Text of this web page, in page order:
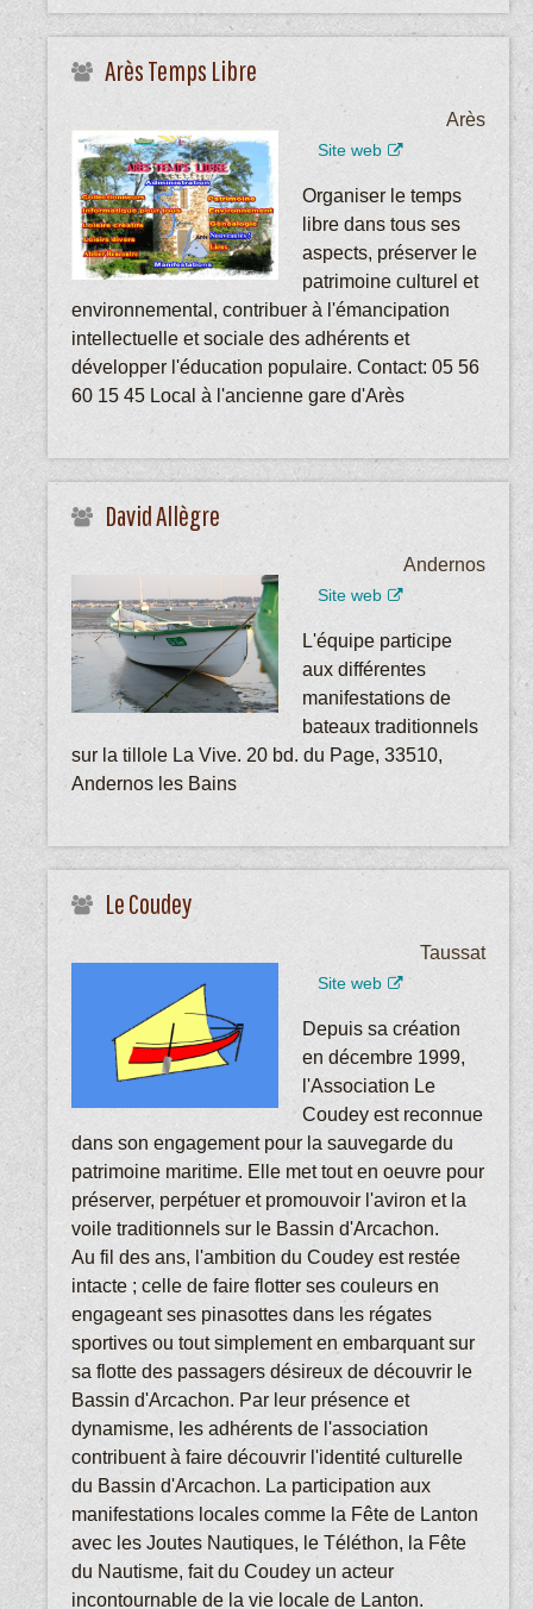
Arès Temps Libre
Arès
Site web
Organiser le temps
libre dans tous ses
aspects, préserver le
patrimoine culturel et
environnemental, contribuer à l'émancipation
intellectuelle et sociale des adhérents et
développer l'éducation populaire. Contact: 05 56
60 15 45 Local à l'ancienne gare d'Arès
David Allègre
Andernos
Site web
L'équipe participe
aux différentes
manifestations de
bateaux traditionnels
sur la tillole La Vive. 20 bd. du Page, 33510,
Andernos les Bains
Le Coudey
Taussat
Site web
Depuis sa création
en décembre 1999,
l'Association Le
Coudey est reconnue
dans son engagement pour la sauvegarde du
patrimoine maritime. Elle met tout en oeuvre pour
préserver, perpétuer et promouvoir l'aviron et la
voile traditionnels sur le Bassin d'Arcachon.
Au fil des ans, l'ambition du Coudey est restée
intacte ; celle de faire flotter ses couleurs en
engageant ses pinasottes dans les régates
sportives ou tout simplement en embarquant sur
sa flotte des passagers désireux de découvrir le
Bassin d'Arcachon. Par leur présence et
dynamisme, les adhérents de l'association
contribuent à faire découvrir l'identité culturelle
du Bassin d'Arcachon. La participation aux
manifestations locales comme la Fête de Lanton
avec les Joutes Nautiques, le Téléthon, la Fête
du Nautisme, fait du Coudey un acteur
incontournable de la vie locale de Lanton.